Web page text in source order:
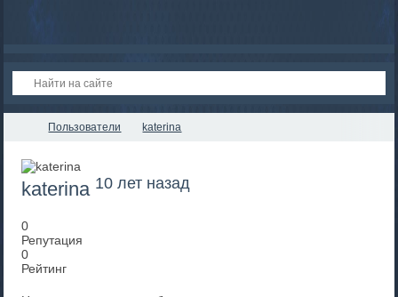
Пользователи katerina
katerina 10 лет назад
0
Репутация
0
Рейтинг